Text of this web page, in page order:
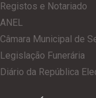
Registos e Notariado
ANEL
Câmara Municipal de
Legislação Funerária
Diário da República